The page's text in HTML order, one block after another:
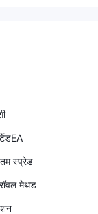
स्प्रेड
मेथड